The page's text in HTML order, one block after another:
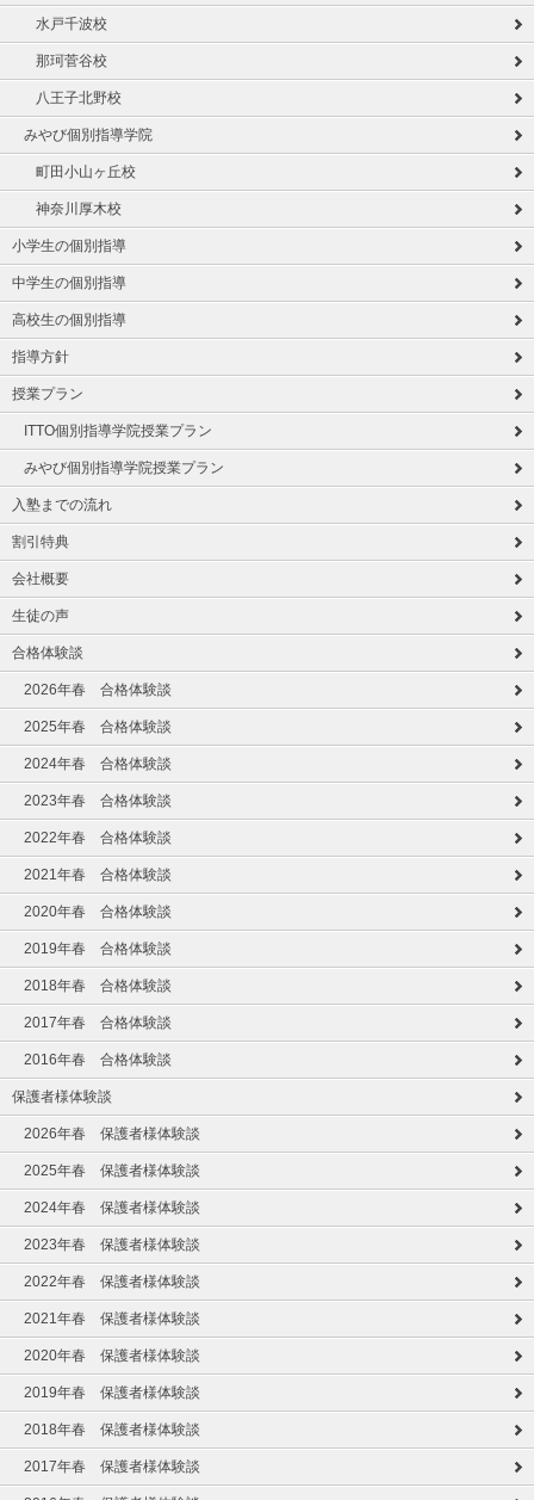
水戸千波校
那珂菅谷校
八王子北野校
みやび個別指導学院
町田小山ヶ丘校
神奈川厚木校
小学生の個別指導
中学生の個別指導
高校生の個別指導
指導方針
授業プラン
ITTO個別指導学院授業プラン
みやび個別指導学院授業プラン
入塾までの流れ
割引特典
会社概要
生徒の声
合格体験談
2026年春 合格体験談
2025年春 合格体験談
2024年春 合格体験談
2023年春 合格体験談
2022年春 合格体験談
2021年春 合格体験談
2020年春 合格体験談
2019年春 合格体験談
2018年春 合格体験談
2017年春 合格体験談
2016年春 合格体験談
保護者様体験談
2026年春 保護者様体験談
2025年春 保護者様体験談
2024年春 保護者様体験談
2023年春 保護者様体験談
2022年春 保護者様体験談
2021年春 保護者様体験談
2020年春 保護者様体験談
2019年春 保護者様体験談
2018年春 保護者様体験談
2017年春 保護者様体験談